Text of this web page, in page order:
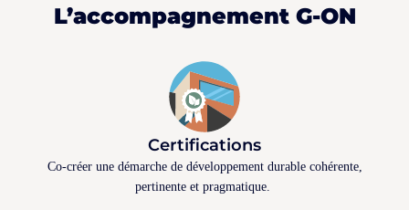
L’accompagnement G-ON
Certifications
Co-créer une démarche de développement durable cohérente,
pertinente et pragmatique.